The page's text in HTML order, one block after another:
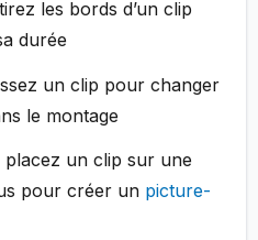
les bords d’un clip
durée
un clip pour changer
le montage
placez un clip sur une
pour créer un picture-